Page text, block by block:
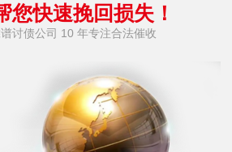
您快速挽回损失！
讨债公司 10 年专注合法催收